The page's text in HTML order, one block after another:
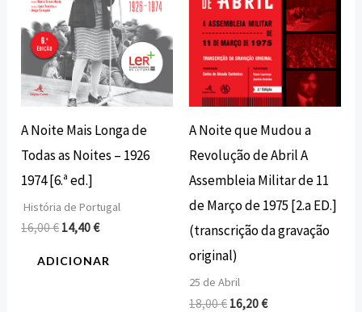
A Noite Mais Longa de
Todas as Noites – 1926
1974 [6.ª ed.]
História de Portugal
16,00€ 14,40€
ADICIONAR
A Noite que Mudou a
Revolução de Abril A
Assembleia Militar de 11
de Março de 1975 [2.a ED.]
(transcrição da gravação
original)
25 de Abril
18,00€ 16,20€